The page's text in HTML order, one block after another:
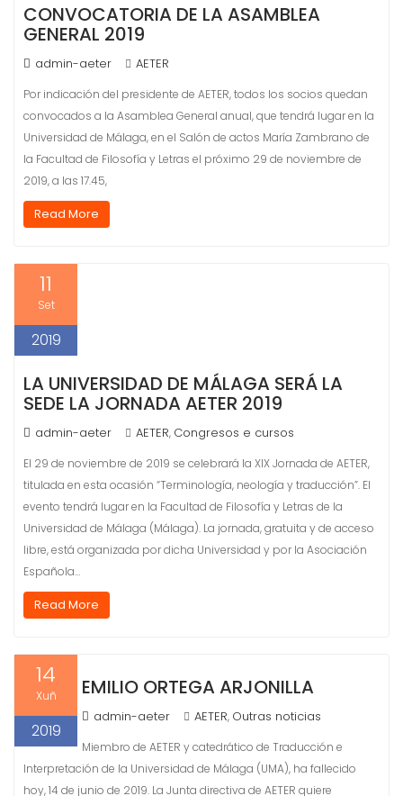
CONVOCATORIA DE LA ASAMBLEA
GENERAL 2019
admin-aeter AETER
Por indicación del presidente de AETER, todos los socios quedan
convocados a la Asamblea General anual, que tendrá lugar en la
Universidad de Málaga, en el Salón de actos María Zambrano de
la Facultad de Filosofía y Letras el próximo 29 de noviembre de
2019, a las 17.45,
Read More
11
Set
2019
LA UNIVERSIDAD DE MÁLAGA SERÁ LA
SEDE LA JORNADA AETER 2019
admin-aeter AETER, Congresos e cursos
El 29 de noviembre de 2019 se celebrará la XIX Jornada de AETER,
titulada en esta ocasión “Terminología, neología y traducción”. El
evento tendrá lugar en la Facultad de Filosofía y Letras de la
Universidad de Málaga (Málaga). La jornada, gratuita y de acceso
libre, está organizada por dicha Universidad y por la Asociación
Española…
Read More
14
Xuñ
2019
EMILIO ORTEGA ARJONILLA
admin-aeter AETER, Outras noticias
Miembro de AETER y catedrático de Traducción e
Interpretación de la Universidad de Málaga (UMA), ha fallecido
hoy, 14 de junio de 2019. La Junta directiva de AETER quiere